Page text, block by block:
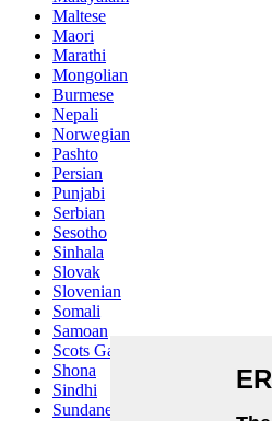
Maltese
Maori
Marathi
Mongolian
Burmese
Nepali
Norwegian
Pashto
Persian
Punjabi
Serbian
Sesotho
Sinhala
Slovak
Slovenian
Somali
Samoan
Scots Gaelic
Shona
Sindhi
Sundanese